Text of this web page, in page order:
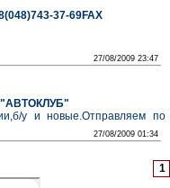
37-69FAX
27/08/2009 23:47
у и новые.Отправляем по
27/08/2009 01:34
1